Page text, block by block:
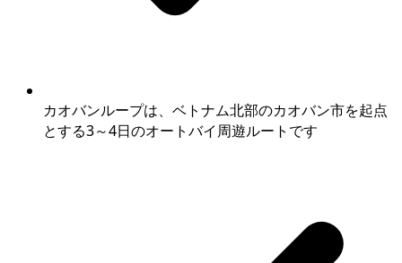
カオバンループは、ベトナム北部のカオバン市を起点
とする3～4日のオートバイ周遊ルートです